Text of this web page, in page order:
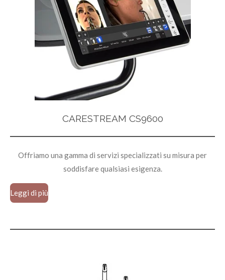
CARESTREAM CS9600
Offriamo una gamma di servizi specializzati su misura per
soddisfare qualsiasi esigenza.
Leggi di più